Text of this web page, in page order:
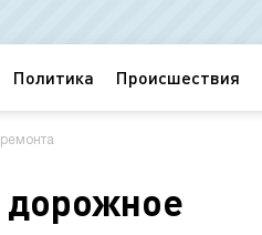
Политика Происшествия
дорожное